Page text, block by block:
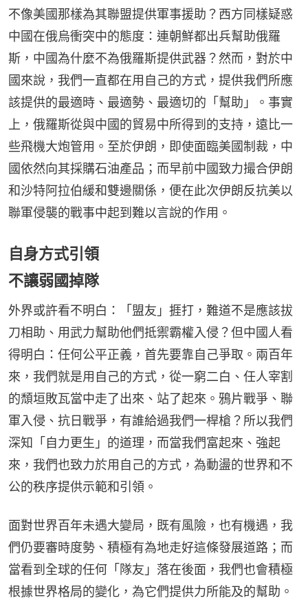
不像美國那樣為其聯盟提供軍事援助？西方同樣疑惑
中國在俄烏衝突中的態度：連朝鮮都出兵幫助俄羅
斯，中國為什麼不為俄羅斯提供武器？然而，對於中
國來說，我們一直都在用自己的方式，提供我們所應
該提供的最適時、最適勢、最適切的「幫助」。事實
上，俄羅斯從與中國的貿易中所得到的支持，遠比一
些飛機大炮管用。至於伊朗，即使面臨美國制裁，中
國依然向其採購石油產品；而早前中國致力撮合伊朗
和沙特阿拉伯緩和雙邊關係，便在此次伊朗反抗美以
聯軍侵襲的戰事中起到難以言說的作用。
自身方式引領
不讓弱國掉隊
外界或許看不明白：「盟友」捱打，難道不是應該拔
刀相助、用武力幫助他們抵禦霸權入侵？但中國人看
得明白：任何公平正義，首先要靠自己爭取。兩百年
來，我們就是用自己的方式，從一窮二白、任人宰割
的頹垣敗瓦當中走了出來、站了起來。鴉片戰爭、聯
軍入侵、抗日戰爭，有誰給過我們一桿槍？所以我們
深知「自力更生」的道理，而當我們富起來、強起
來，我們也致力於用自己的方式，為動盪的世界和不
公的秩序提供示範和引領。
面對世界百年未遇大變局，既有風險，也有機遇，我
們仍要審時度勢、積極有為地走好這條發展道路；而
當看到全球的任何「隊友」落在後面，我們也會積極
根據世界格局的變化，為它們提供力所能及的幫助。